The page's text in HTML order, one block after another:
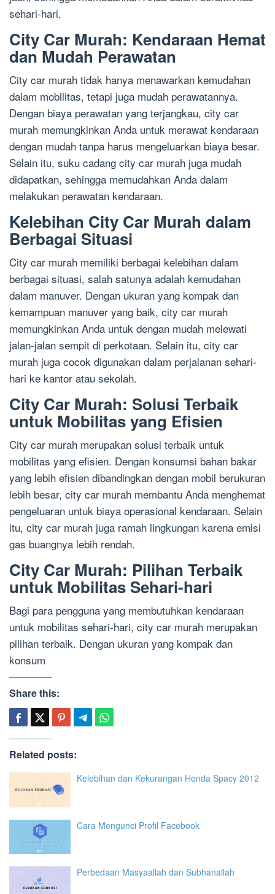
sehari-hari.
City Car Murah: Kendaraan Hemat
dan Mudah Perawatan
City car murah tidak hanya menawarkan kemudahan
dalam mobilitas, tetapi juga mudah perawatannya.
Dengan biaya perawatan yang terjangkau, city car
murah memungkinkan Anda untuk merawat kendaraan
dengan mudah tanpa harus mengeluarkan biaya besar.
Selain itu, suku cadang city car murah juga mudah
didapatkan, sehingga memudahkan Anda dalam
melakukan perawatan kendaraan.
Kelebihan City Car Murah dalam
Berbagai Situasi
City car murah memiliki berbagai kelebihan dalam
berbagai situasi, salah satunya adalah kemudahan
dalam manuver. Dengan ukuran yang kompak dan
kemampuan manuver yang baik, city car murah
memungkinkan Anda untuk dengan mudah melewati
jalan-jalan sempit di perkotaan. Selain itu, city car
murah juga cocok digunakan dalam perjalanan sehari-
hari ke kantor atau sekolah.
City Car Murah: Solusi Terbaik
untuk Mobilitas yang Efisien
City car murah merupakan solusi terbaik untuk
mobilitas yang efisien. Dengan konsumsi bahan bakar
yang lebih efisien dibandingkan dengan mobil berukuran
lebih besar, city car murah membantu Anda menghemat
pengeluaran untuk biaya operasional kendaraan. Selain
itu, city car murah juga ramah lingkungan karena emisi
gas buangnya lebih rendah.
City Car Murah: Pilihan Terbaik
untuk Mobilitas Sehari-hari
Bagi para pengguna yang membutuhkan kendaraan
untuk mobilitas sehari-hari, city car murah merupakan
pilihan terbaik. Dengan ukuran yang kompak dan
konsum
Share this:
Related posts:
Kelebihan dan Kekurangan Honda Spacy 2012
Cara Mengunci Profil Facebook
Perbedaan Masyaallah dan Subhanallah